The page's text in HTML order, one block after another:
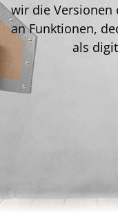
wir die Versionen
an Funktionen,
als